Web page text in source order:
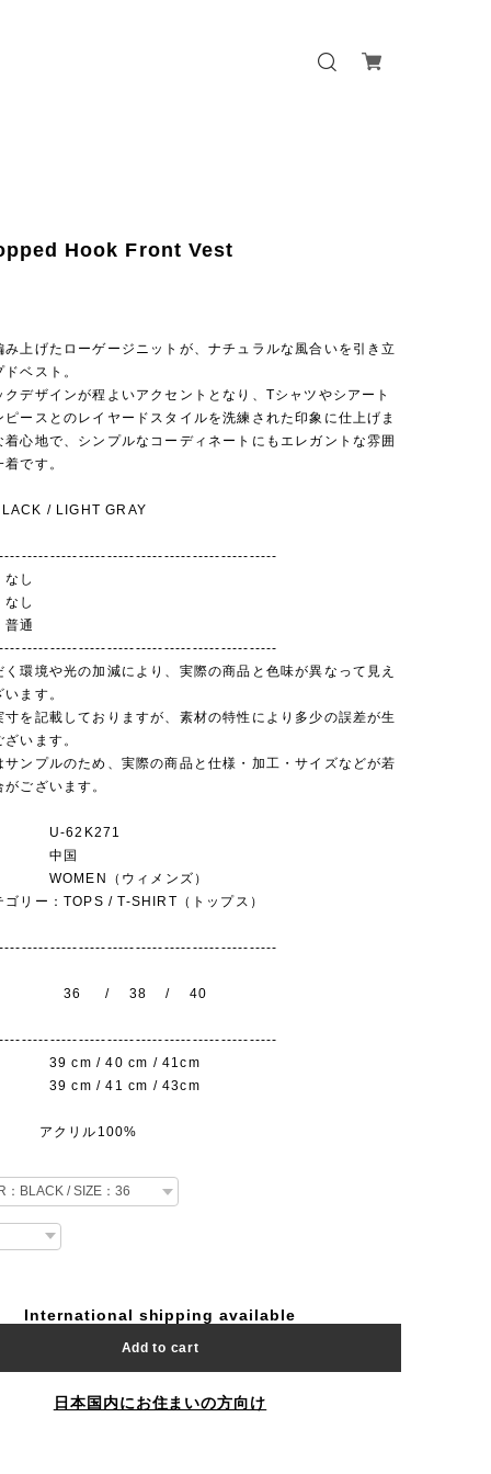
Hook Front Vest
み上げたローゲージニットが、ナチュラルな風合いを引き立
ベスト。
クデザインが程よいアクセントとなり、Tシャツやシアート
ピースとのレイヤードスタイルを洗練された印象に仕上げま
着心地で、シンプルなコーディネートにもエレガントな雰囲
です。
/ LIGHT GRAY
し
し
通
環境や光の加減により、実際の商品と色味が異なって見え
ます。
を記載しておりますが、素材の特性により多少の誤差が生
います。
ンプルのため、実際の商品と仕様・加工・サイズなどが若
ございます。
62K271
中国
（ウィメンズ）
ゴリー：TOPS / T-SHIRT（トップス）
： 36 / 38 / 40
cm / 40 cm / 41cm
cm / 41 cm / 43cm
クリル100%
International shipping available
Add to cart
日本国内にお住まいの方向け